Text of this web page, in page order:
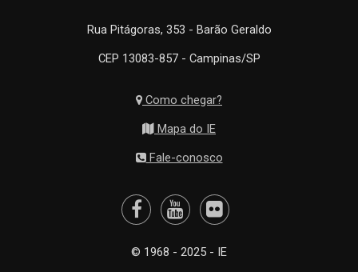
Rua Pitágoras, 353 - Barão Geraldo
CEP 13083-857 - Campinas/SP
Como chegar?
Mapa do IE
Fale-conosco
© 1968 - 2025 - IE